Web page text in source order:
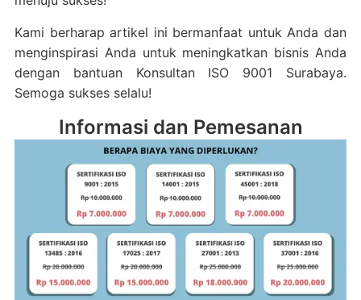
Kami berharap artikel ini bermanfaat untuk Anda dan
menginspirasi Anda untuk meningkatkan bisnis Anda
dengan bantuan Konsultan ISO 9001 Surabaya.
Semoga sukses selalu!
Informasi dan Pemesanan